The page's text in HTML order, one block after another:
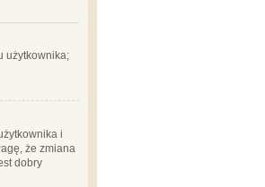
użytkownika;
i
że zmiana
dobry